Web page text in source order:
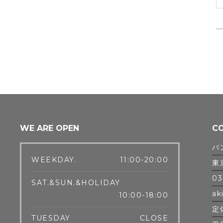
WE ARE OPEN
WEEKDAY. 11:00-20:00
SAT.&SUN.&HOLIDAY
10:00-18:00
TUESDAY CLOSE
バ
東
定